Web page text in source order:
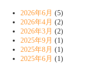
2026年6月 (5)
2026年4月 (2)
2026年3月 (2)
2025年9月 (1)
2025年8月 (1)
2025年6月 (1)